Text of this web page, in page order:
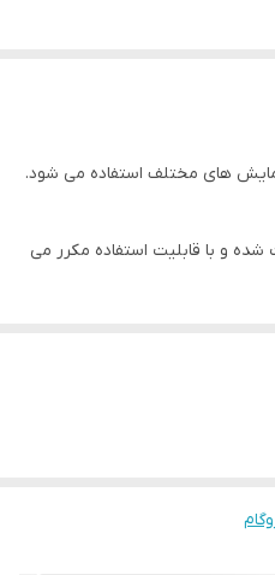
های مختلف استفاده می شود.
و با قابلیت استفاده مکرر می